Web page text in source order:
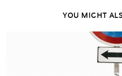
YOU MIGHT